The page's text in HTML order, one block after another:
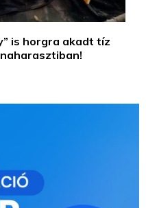
is horgra akadt tíz